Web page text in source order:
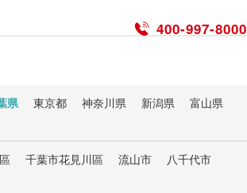
400-997-8000
県 東京都 神奈川県 新潟県
富山県
千葉市花見川區 流山市
八千代市